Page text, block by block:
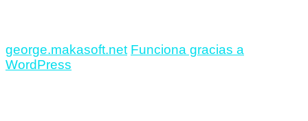
george.makasoft.net Funciona gracias a
WordPress